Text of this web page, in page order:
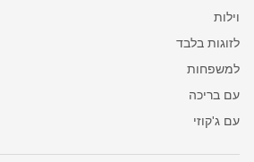
וילות
לזוגות בלבד
למשפחות
עם בריכה
עם ג'קוזי